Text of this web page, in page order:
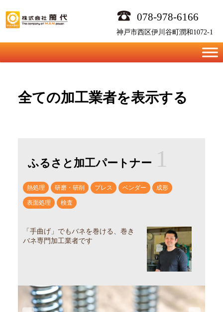
content
078-978-6166
神戸市西区伊川谷町潤和1072-1
全ての加工業者を表示する
ふるさと加工パートナー 1
熱処理 研磨・研削 プレス ベンダー 成形
表面処理 検査
「手曲げ」でもバネを巻ける、巻き
バネ専門加工業者です